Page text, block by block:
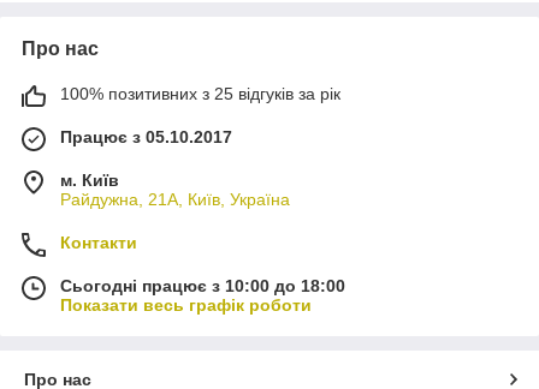
Про нас
100% позитивних з 25 відгуків за рік
Працює з 05.10.2017
м. Київ
Райдужна, 21А, Київ, Україна
Контакти
Сьогодні працює з 10:00 до 18:00
Показати весь графік роботи
Про нас